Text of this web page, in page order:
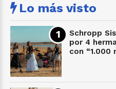
Lo más visto
Schropp
por 4
con “1.000